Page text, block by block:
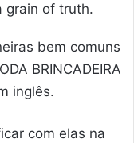
grain of truth.
bem comuns
BRINCADEIRA
inglês.
com elas na